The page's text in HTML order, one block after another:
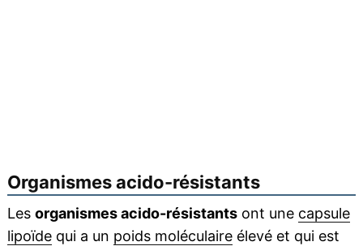
Organismes acido-résistants
Les organismes acido-résistantsont une capsule
lipoïdequi a un poids moléculaireélevé et qui est